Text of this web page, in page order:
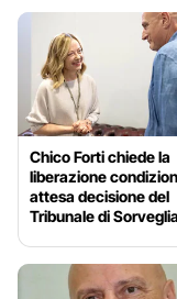
Chico Forti chiede la
liberazione
attesa decisione del
Tribunale di